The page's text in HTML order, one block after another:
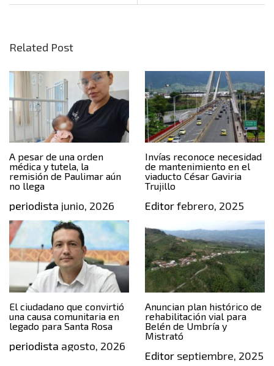
Related Post
A pesar de una orden
médica y tutela, la
remisión de Paulimar aún
no llega
periodista junio, 2026
Invías reconoce necesidad
de mantenimiento en el
viaducto César Gaviria
Trujillo
Editorfebrero, 2025
El ciudadano que convirtió
una causa comunitaria en
legado para Santa Rosa
periodista agosto, 2026
Anuncian plan histórico de
rehabilitación vial para
Belén de Umbría y
Mistrató
Editorseptiembre, 2025